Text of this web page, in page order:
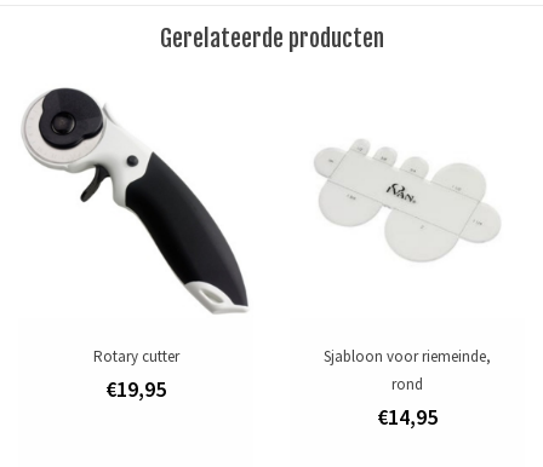
This product is perfect suitable for carving various prints in
vegetable tanned leather. These durable plastic templates are easy
to reuse for multiple projects.
Tags
leergereedschap sjabloon
Toevoegen om te vergelijken
Gerelateerde producten
Rotary cutter
€19,95
Sjabloon voor riemeinde,
rond
€14,95